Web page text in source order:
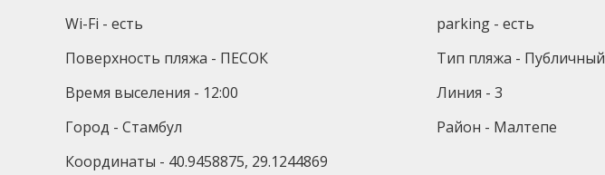
Wi-Fi - есть
parking - есть
Поверхность пляжа - ПЕСОК
Тип пляжа - Публичный
Время выселения - 12:00
Линия - 3
Город - Стамбул
Район - Малтепе
Координаты - 40.9458875, 29.1244869